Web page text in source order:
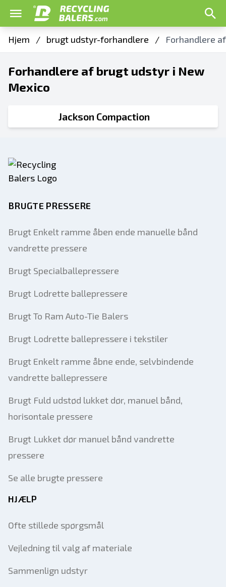
Hjem / brugt udstyr-forhandlere / Forhandlere
Forhandlere af brugt udstyr i New
Mexico
Jackson Compaction
BRUGTE PRESSERE
Brugt Enkelt ramme åben ende manuelle bånd
vandrette pressere
Brugt Specialballepressere
Brugt Lodrette ballepressere
Brugt To Ram Auto-Tie Balers
Brugt Lodrette ballepressere i tekstiler
Brugt Enkelt ramme åbne ende, selvbindende
vandrette ballepressere
Brugt Fuld udstød lukket dør, manuel bånd,
horisontale pressere
Brugt Lukket dør manuel bånd vandrette
pressere
Se alle brugte pressere
HJÆLP
Ofte stillede spørgsmål
Vejledning til valg af materiale
Sammenlign udstyr